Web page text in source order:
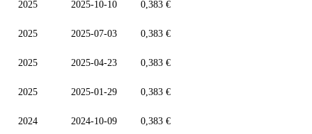
2025 2025-10-10 0,383 €
2025 2025-07-03 0,383 €
2025 2025-04-23 0,383 €
2025 2025-01-29 0,383 €
2024 2024-10-09 0,383 €